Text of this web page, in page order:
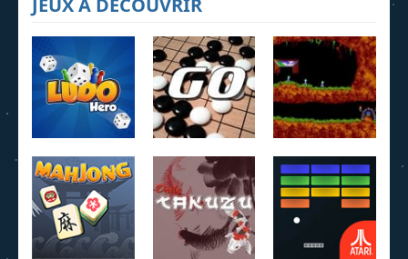
Ludo Hero
4.22K
Jeu de Go
3.95K
Lemmings
4.07K